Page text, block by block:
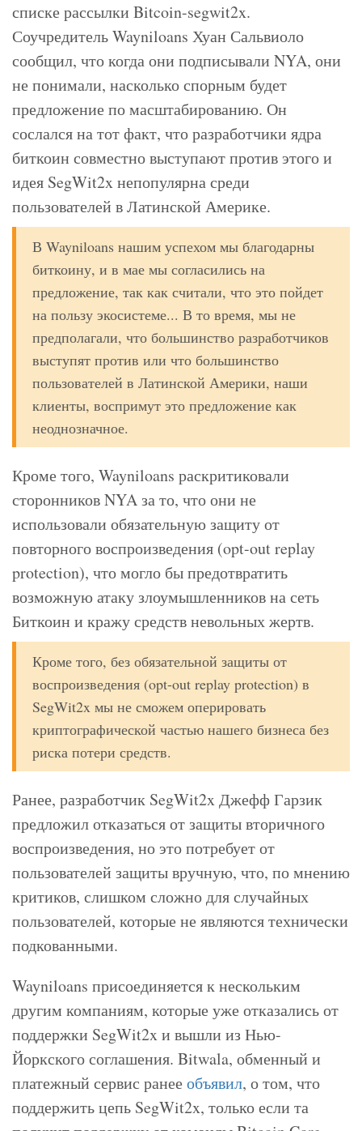
списке рассылки Bitcoin-segwit2x.
Соучредитель Wayniloans Хуан Сальвиоло
сообщил, что когда они подписывали NYA, они
не понимали, насколько спорным будет
предложение по масштабированию. Он
сослался на тот факт, что разработчики ядра
биткоин совместно выступают против этого и
идея SegWit2x непопулярна среди
пользователей в Латинской Америке.
В Wayniloans нашим успехом мы благодарны
биткоину, и в мае мы согласились на
предложение, так как считали, что это пойдет
на пользу экосистеме... В то время, мы не
предполагали, что большинство разработчиков
выступят против или что большинство
пользователей в Латинской Америки, наши
клиенты, воспримут это предложение как
неоднозначное.
Кроме того, Wayniloans раскритиковали
сторонников NYA за то, что они не
использовали обязательную защиту от
повторного воспроизведения (opt-out replay
protection), что могло бы предотвратить
возможную атаку злоумышленников на сеть
Биткоин и кражу средств невольных жертв.
Кроме того, без обязательной защиты от
воспроизведения (opt-out replay protection) в
SegWit2x мы не сможем оперировать
криптографической частью нашего бизнеса без
риска потери средств.
Ранее, разработчик SegWit2x Джефф Гарзик
предложил отказаться от защиты вторичного
воспроизведения, но это потребует от
пользователей защиты вручную, что, по мнению
критиков, слишком сложно для случайных
пользователей, которые не являются технически
подкованными.
Wayniloans присоединяется к нескольким
другим компаниям, которые уже отказались от
поддержки SegWit2x и вышли из Нью-
Йоркского соглашения. Bitwala, обменный и
платежный сервис ранееобъявил, о том, что
поддержить цепь SegWit2x, только если та